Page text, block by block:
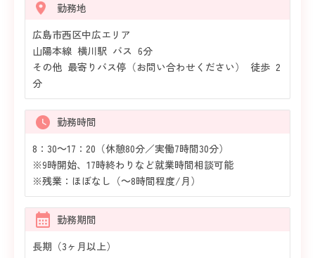
勤務地
広島市西区中広エリア
山陽本線 横川駅 バス 6分
その他 最寄りバス停（お問い合わせください） 徒歩 2
分
勤務時間
8：30～17：20（休憩80分／実働7時間30分）
※9時開始、17時終わりなど就業時間相談可能
※残業：ほぼなし（～8時間程度/月）
勤務期間
長期（3ヶ月以上）